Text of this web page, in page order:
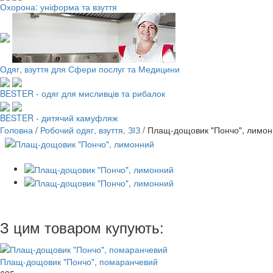
Охорона: уніформа та взуття
Одяг, взуття для Сфери послуг та Медицини
BESTER - одяг для мисливців та рибалок
BESTER - дитячий камуфляж
Головна / Робочий одяг, взуття, ЗІЗ / Плащ-дощовик "Пончо",
З цим товаром купують:
Плащ-дощовик "Пончо", помаранчевий